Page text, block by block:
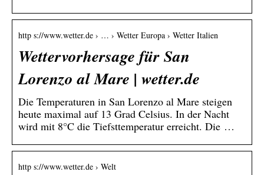
http s://www.wetter.de › … › Wetter Europa › Wetter Italien
Wettervorhersage für San
Lorenzo al Mare | wetter.de
Die Temperaturen in San Lorenzo al Mare steigen
heute maximal auf 13 Grad Celsius. In der Nacht
wird mit 8°C die Tiefsttemperatur erreicht. Die …
http s://www.wetter.de › Welt